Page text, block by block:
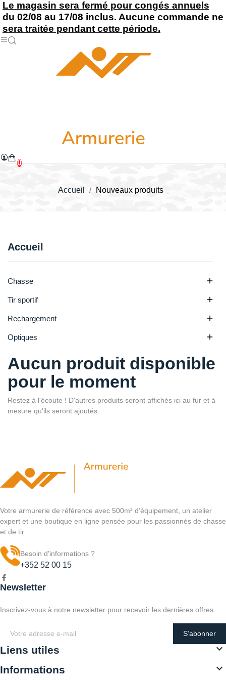
Le magasin sera fermé pour congés annuels
du 02/08 au 17/08 inclus. Aucune commande ne
sera traitée pendant cette période.
0
Accueil Nouveaux produits
Accueil
Chasse 
Tir sportif 
Rechargement 
Optiques 
Aucun produit disponible
pour le moment
Restez à l'écoute ! D'autres produits seront affichés ici au fur et à
mesure qu'ils seront ajoutés.
Votre armurerie de référence avec 500m² d’équipement, un atelier
expert et une boutique en ligne pensée pour les passionnés de chasse
et de tir.
Besoin d'informations ?
+352 52 00 15
Newsletter
Inscrivez-vous à notre newsletter pour recevoir les dernières offres.
S’abonner
Liens utiles 
Informations 